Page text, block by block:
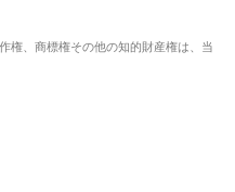
権、商標権その他の知的財産権は、当